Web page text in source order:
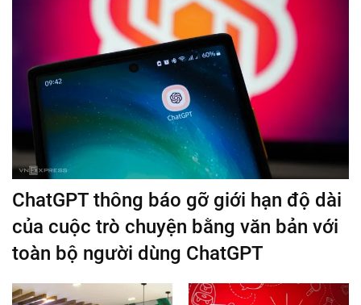
ChatGPT thông báo gỡ giới hạn độ dài
của cuộc trò chuyện bằng văn bản với
toàn bộ người dùng ChatGPT